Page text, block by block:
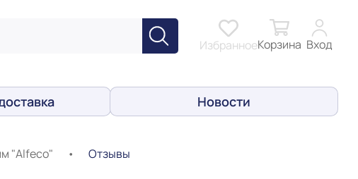
ИзбранноеКорзина Вход
Новости
"Alfeco"
• Отзывы